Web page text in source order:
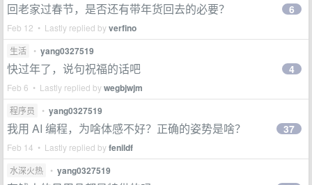
回老家过春节，是否还有带年货回去的必要？
Feb 12 • Lastly replied byverfino
6
生活 • yang0327519
快过年了，说句祝福的话吧
Feb 6 • Lastly replied bywegbjwjm
4
程序员 • yang0327519
我用 AI 编程，为啥体感不好？正确的姿势是啥？
Feb 14 • Lastly replied byfenildf
37
水深火热 • yang0327519